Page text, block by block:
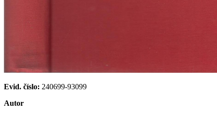
Evid. číslo: 240699-93099
Autor